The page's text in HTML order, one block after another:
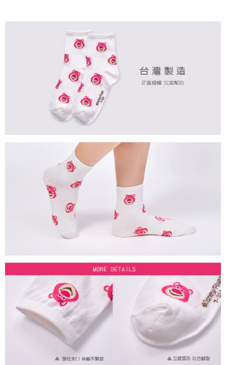
每筆NT$80，滿NT$899(含以上)免運費
每筆NT$80，滿NT$859(含以上)免運費
每筆NT$80，滿NT$899(含以上)免運費
每筆NT$85，滿NT$859(含以上)免運費